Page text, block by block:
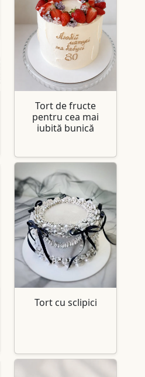
Tort de fructe
pentru cea mai
iubită bunică
Tort cu sclipici